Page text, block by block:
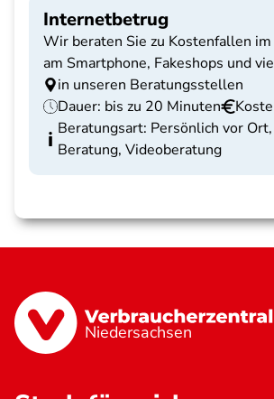
Internetbetrug
Wir beraten Sie zu Kostenfallen
am Smartphone, Fakeshops und
in unseren Beratungsstellen
Dauer: bis zu 20 Minuten
Beratungsart: Persönlich vor
Beratung, Videoberatung
Niedersachsen